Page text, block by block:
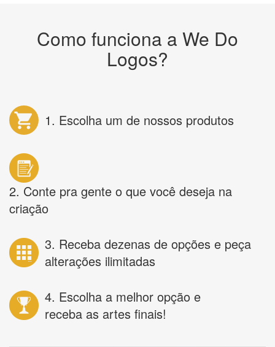
Como funciona a We Do
Logos?
1. Escolha um de nossos produtos
2. Conte pra gente o que você deseja na
criação
3. Receba dezenas de opções e peça
alterações ilimitadas
4. Escolha a melhor opção e
receba as artes finais!